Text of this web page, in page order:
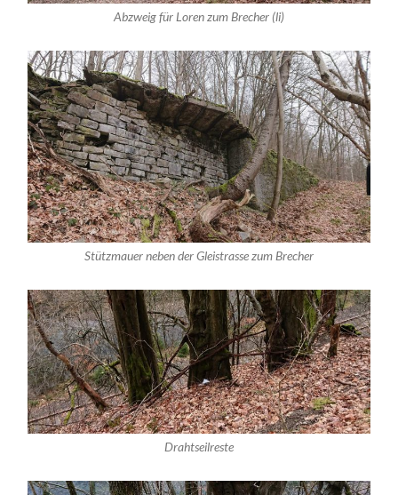
Abzweig für Loren zum Brecher (li)
Stützmauer neben der Gleistrasse zum Brecher
Drahtseilreste